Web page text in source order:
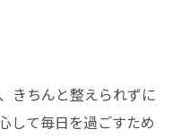
きちんと整えられずに
して毎日を過ごすため